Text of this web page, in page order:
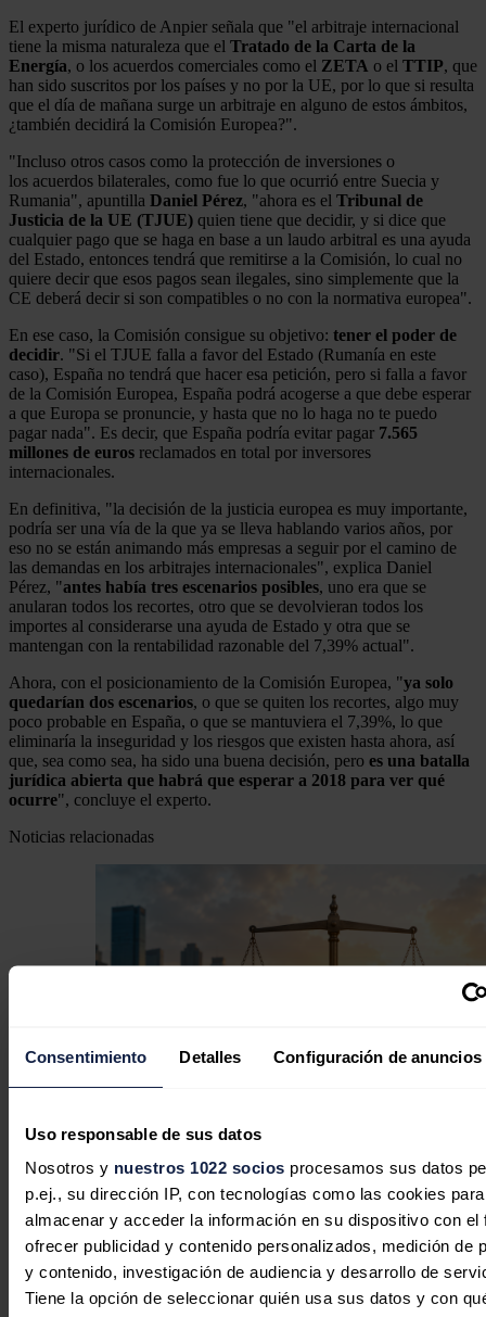
Consentimiento Detalles Configuración de anuncios
Uso responsable de sus datos
Nosotros y nuestros 1022 socios procesamos sus datos
p.ej., su dirección IP, con tecnologías como las cookies para
almacenar y acceder la información en su dispositivo con el
ofrecer publicidad y contenido personalizados, medición de
y contenido, investigación de audiencia y desarrollo de
Tiene la opción de seleccionar quién usa sus datos y con
El experto jurídico de Anpier señala que "el arbitraje internacional
tiene la misma naturaleza que el Tratado de la Carta de la
Energía, o los acuerdos comerciales como el ZETA o el TTIP, que
han sido suscritos por los países y no por la UE, por lo que si resulta
que el día de mañana surge un arbitraje en alguno de estos ámbitos,
¿también decidirá la Comisión Europea?".
"Incluso otros casos como la protección de inversiones o
los acuerdos bilaterales, como fue lo que ocurrió entre Suecia y
Rumania", apuntilla Daniel Pérez, "ahora es el Tribunal de
Justicia de la UE (TJUE) quien tiene que decidir, y si dice que
cualquier pago que se haga en base a un laudo arbitral es una ayuda
del Estado, entonces tendrá que remitirse a la Comisión, lo cual no
quiere decir que esos pagos sean ilegales, sino simplemente que la
CE deberá decir si son compatibles o no con la normativa europea".
En ese caso, la Comisión consigue su objetivo: tener el poder de
decidir. "Si el TJUE falla a favor del Estado (Rumanía en este
caso), España no tendrá que hacer esa petición, pero si falla a favor
de la Comisión Europea, España podrá acogerse a que debe esperar
a que Europa se pronuncie, y hasta que no lo haga no te puedo
pagar nada". Es decir, que España podría evitar pagar 7.565
millones de euros reclamados en total por inversores
internacionales.
En definitiva, "la decisión de la justicia europea es muy importante,
podría ser una vía de la que ya se lleva hablando varios años, por
eso no se están animando más empresas a seguir por el camino de
las demandas en los arbitrajes internacionales", explica Daniel
Pérez, "antes había tres escenarios posibles, uno era que se
anularan todos los recortes, otro que se devolvieran todos los
importes al considerarse una ayuda de Estado y otra que se
mantengan con la rentabilidad razonable del 7,39% actual".
Ahora, con el posicionamiento de la Comisión Europea, "ya solo
quedarían dos escenarios, o que se quiten los recortes, algo muy
poco probable en España, o que se mantuviera el 7,39%, lo que
eliminaría la inseguridad y los riesgos que existen hasta ahora, así
que, sea como sea, ha sido una buena decisión, pero es una batalla
jurídica abierta que habrá que esperar a 2018 para ver qué
ocurre", concluye el experto.
Noticias relacionadas
En defensa de la comercialización
independiente: competencia, cercanía
y rigor
Javier Colón06/08/2026